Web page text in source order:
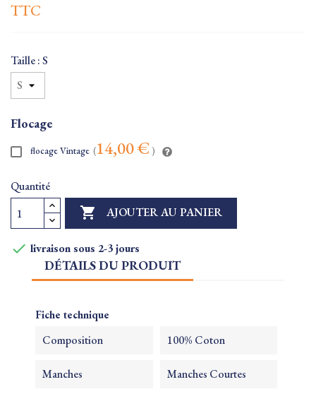
TTC
Taille : S
Flocage
flocage Vintage (14,00 € )
Quantité
 AJOUTER AU PANIER
 livraison sous 2-3 jours
DÉTAILS DU PRODUIT
Fiche technique
Composition 100% Coton
Manches Manches Courtes